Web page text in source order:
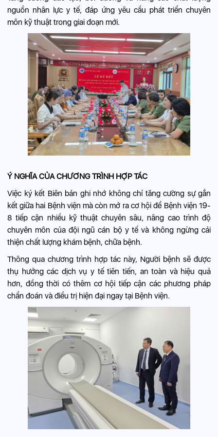
nguồn nhân lực y tế, đáp ứng yêu cầu phát triển chuyên
môn kỹ thuật trong giai đoạn mới.
Ý NGHĨA CỦA CHƯƠNG TRÌNH HỢP TÁC
Việc ký kết Biên bản ghi nhớ không chỉ tăng cường sự gắn
kết giữa hai Bệnh viện mà còn mở ra cơ hội để Bệnh viện 19-
8 tiếp cận nhiều kỹ thuật chuyên sâu, nâng cao trình độ
chuyên môn của đội ngũ cán bộ y tế và không ngừng cải
thiện chất lượng khám bệnh, chữa bệnh.
Thông qua chương trình hợp tác này, Người bệnh sẽ được
thụ hưởng các dịch vụ y tế tiên tiến, an toàn và hiệu quả
hơn, đồng thời có thêm cơ hội tiếp cận các phương pháp
chẩn đoán và điều trị hiện đại ngay tại Bệnh viện.